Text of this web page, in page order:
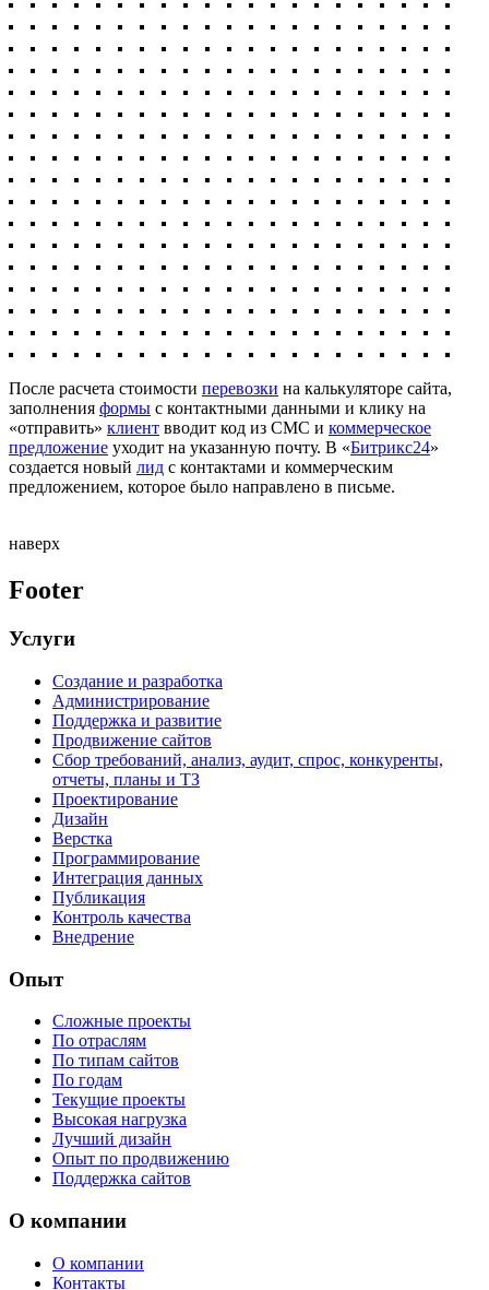
После расчета стоимости перевозки на калькуляторе сайта,
заполнения формы с контактными данными и клику на
«отправить» клиент вводит код из СМС и коммерческое
предложение уходит на указанную почту. В «Битрикс24»
создается новый лид с контактами и коммерческим
предложением, которое было направлено в письме.
наверх
Footer
Услуги
Создание и разработка
Администрирование
Поддержка и развитие
Продвижение сайтов
Сбор требований, анализ, аудит, спрос, конкуренты,
отчеты, планы и ТЗ
Проектирование
Дизайн
Верстка
Программирование
Интеграция данных
Публикация
Контроль качества
Внедрение
Опыт
Сложные проекты
По отраслям
По типам сайтов
По годам
Текущие проекты
Высокая нагрузка
Лучший дизайн
Опыт по продвижению
Поддержка сайтов
О компании
О компании
Контакты